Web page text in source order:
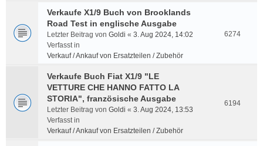
Verkaufe X1/9 Buch von Brooklands
Road Test in englische Ausgabe
Letzter Beitrag von Goldi « 3. Aug 2024, 14:02
Verfasst in
Verkauf / Ankauf von Ersatzteilen / Zubehör
6274
Verkaufe Buch Fiat X1/9 "LE
VETTURE CHE HANNO FATTO LA
STORIA", französische Ausgabe
Letzter Beitrag von Goldi « 3. Aug 2024, 13:53
Verfasst in
Verkauf / Ankauf von Ersatzteilen / Zubehör
6194